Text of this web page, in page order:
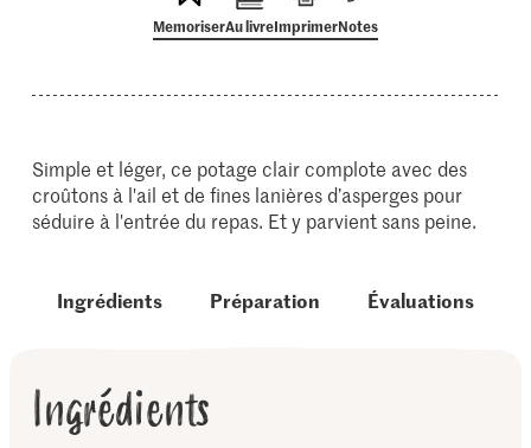
MemoriserAu livreImprimerNotes
Simple et léger, ce potage clair complote avec des
croûtons à l'ail et de fines lanières d’asperges pour
séduire à l'entrée du repas. Et y parvient sans peine.
Ingrédients Préparation Évaluations
Ingrédients